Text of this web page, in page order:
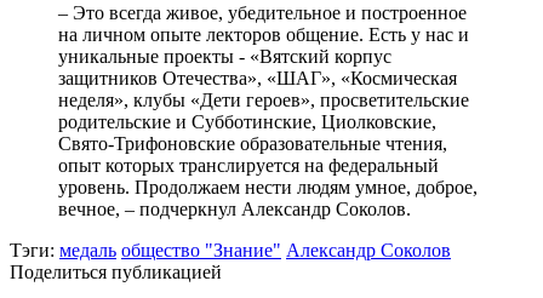
– Это всегда живое, убедительное и построенное
на личном опыте лекторов общение. Есть у нас и
уникальные проекты - «Вятский корпус
защитников Отечества», «ШАГ», «Космическая
неделя», клубы «Дети героев», просветительские
родительские и Субботинские, Циолковские,
Свято-Трифоновские образовательные чтения,
опыт которых транслируется на федеральный
уровень. Продолжаем нести людям умное, доброе,
вечное, – подчеркнул Александр Соколов.
Тэги: медаль общество "Знание" Александр Соколов
Поделиться публикацией